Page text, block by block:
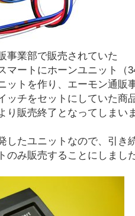
事業部で販売されていた
マートにホーンユニット（
ットを作り、エーモン通販
ッチをセットにしていた商
り販売終了となってしまい
したユニットなので、引き
のみ販売することにしまし